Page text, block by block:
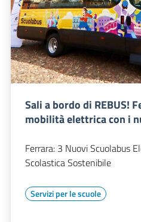
Sali a bordo di REBUS!
mobilità elettrica con i
Ferrara: 3 Nuovi Scuolabus
Scolastica Sostenibile
Servizi per le scuole